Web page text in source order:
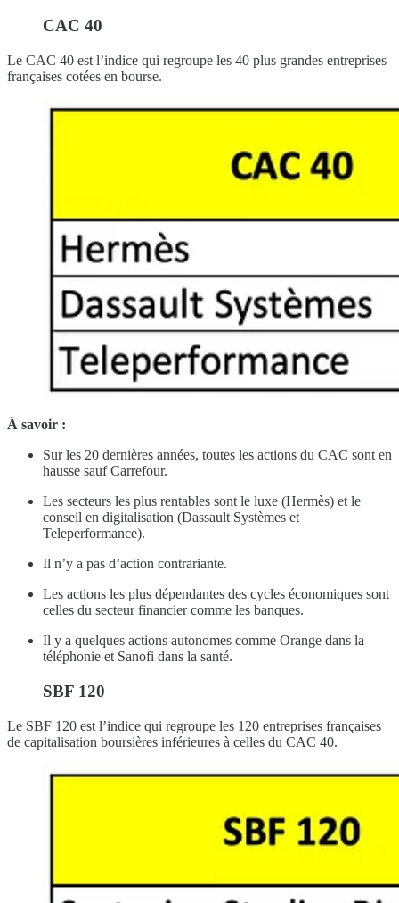
CAC 40
Le CAC 40 est l’indice qui regroupe les 40 plus grandes entreprises
françaises cotées en bourse.
À savoir :
Sur les 20 dernières années, toutes les actions du CAC sont en
hausse sauf Carrefour.
Les secteurs les plus rentables sont le luxe (Hermès) et le
conseil en digitalisation (Dassault Systèmes et
Teleperformance).
Il n’y a pas d’action contrariante.
Les actions les plus dépendantes des cycles économiques sont
celles du secteur financier comme les banques.
Il y a quelques actions autonomes comme Orange dans la
téléphonie et Sanofi dans la santé.
SBF 120
Le SBF 120 est l’indice qui regroupe les 120 entreprises françaises
de capitalisation boursières inférieures à celles du CAC 40.